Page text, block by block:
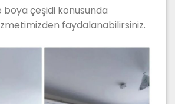
boya çeşidi konusunda
faydalanabilirsiniz.